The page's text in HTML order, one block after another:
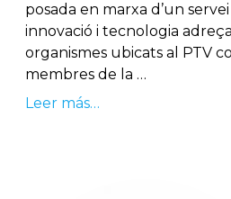
posada en marxa d’un
innovació i tecnologia
organismes ubicats al PTV
membres de la …
Leer más…